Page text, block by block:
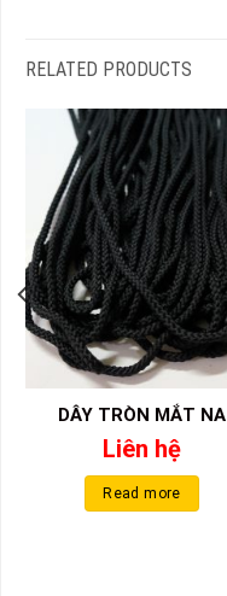
RELATED PRODUCTS
DÂY TRÒN MẮT NA
Liên hệ
Read more